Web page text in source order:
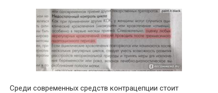
Среди современных средств контрацепции стоит